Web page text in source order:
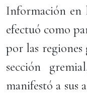
Información en
efectuó como
por las regiones
sección
manifestó a sus